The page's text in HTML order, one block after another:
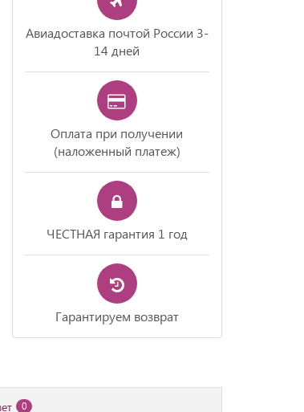
Авиадоставка почтой России 3-
14 дней
Оплата при получении
(наложенный платеж)
ЧЕСТНАЯ гарантия 1 год
Гарантируем возврат
0